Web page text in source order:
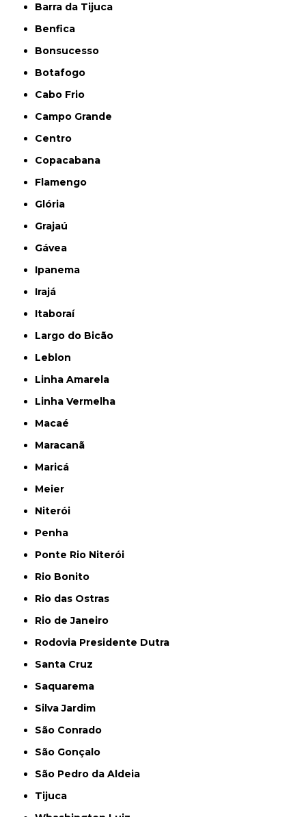
Barra da Tijuca
Benfica
Bonsucesso
Botafogo
Cabo Frio
Campo Grande
Centro
Copacabana
Flamengo
Glória
Grajaú
Gávea
Ipanema
Irajá
Itaboraí
Largo do Bicão
Leblon
Linha Amarela
Linha Vermelha
Macaé
Maracanã
Maricá
Meier
Niterói
Penha
Ponte Rio Niterói
Rio Bonito
Rio das Ostras
Rio de Janeiro
Rodovia Presidente Dutra
Santa Cruz
Saquarema
Silva Jardim
São Conrado
São Gonçalo
São Pedro da Aldeia
Tijuca